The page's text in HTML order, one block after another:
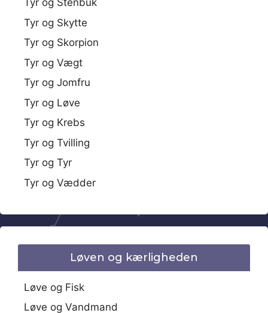
Tyr og Stenbuk
Tyr og Skytte
Tyr og Skorpion
Tyr og Vægt
Tyr og Jomfru
Tyr og Løve
Tyr og Krebs
Tyr og Tvilling
Tyr og Tyr
Tyr og Vædder
Løven og kærligheden
Løve og Fisk
Løve og Vandmand